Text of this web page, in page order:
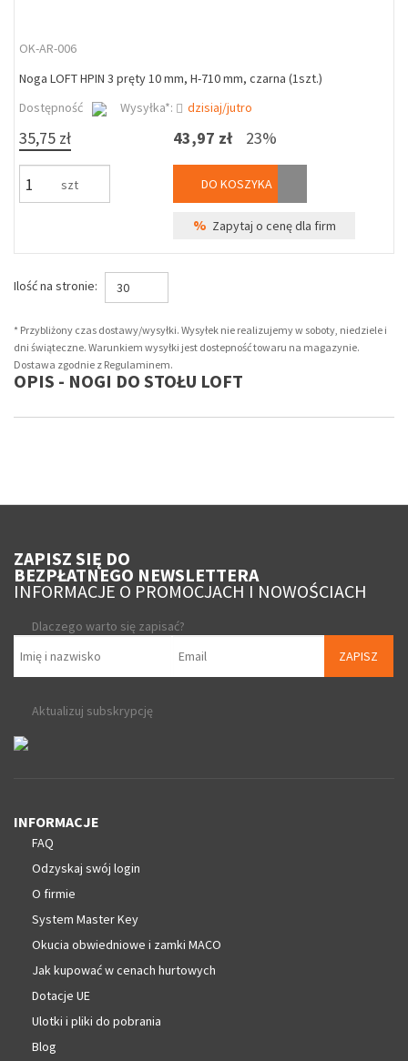
OK-AR-006
Noga LOFT HPIN 3 pręty 10 mm, H-710 mm, czarna (1szt.)
Dostępność
Wysyłka*: dzisiaj/jutro
35,75 zł
szt
43,97 zł 23%
DO KOSZYKA
% Zapytaj o cenę dla firm
Ilość na stronie: 30
* Przybliżony czas dostawy/wysyłki. Wysyłek nie realizujemy w soboty, niedziele i
dni świąteczne. Warunkiem wysyłki jest dostepność towaru na magazynie.
Dostawa zgodnie z Regulaminem.
OPIS - NOGI DO STOŁU LOFT
ZAPISZ SIĘ DO
BEZPŁATNEGO NEWSLETTERA
INFORMACJE O PROMOCJACH I NOWOŚCIACH
Dlaczego warto się zapisać?
ZAPISZ
Aktualizuj subskrypcję
INFORMACJE
FAQ
Odzyskaj swój login
O firmie
System Master Key
Okucia obwiedniowe i zamki MACO
Jak kupować w cenach hurtowych
Dotacje UE
Ulotki i pliki do pobrania
Blog